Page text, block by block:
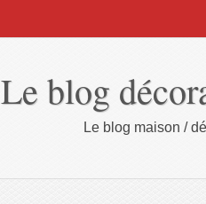
Le blog
Le blog maison /